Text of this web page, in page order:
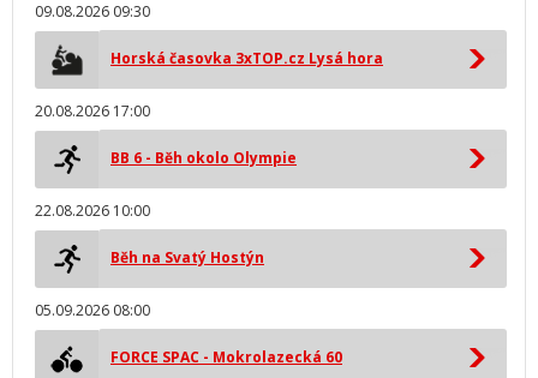
09.08.2026 09:30
Horská časovka 3xTOP.cz Lysá hora
20.08.2026 17:00
BB 6 - Běh okolo Olympie
22.08.2026 10:00
Běh na Svatý Hostýn
05.09.2026 08:00
FORCE SPAC - Mokrolazecká 60